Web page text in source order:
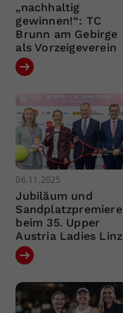
„nachhaltig
gewinnen!“: TC
Brunn am Gebirge
als Vorzeigeverein
06.11.2025
Jubiläum und
Sandplatzpremiere
beim 35. Upper
Austria Ladies Linz